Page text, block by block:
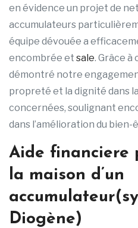
en évidence un projet de
accumulateurs
équipe dévouée a
encombrée et sale. Grâce
démontré notre
propreté et la dignité dans
concernées, soulignant
dans l’amélioration du
Aide financiere
la maison d’un
Diogène)